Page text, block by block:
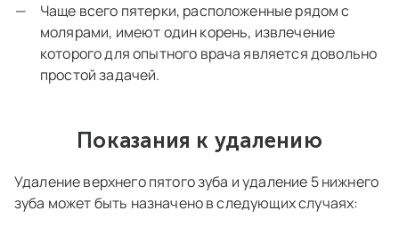
Чаще всего пятерки, расположенные рядом с
молярами, имеют один корень, извлечение
которого для опытного врача является довольно
простой задачей.
Показания к удалению
Удаление верхнего пятого зуба и удаление 5 нижнего
зуба может быть назначено в следующих случаях: